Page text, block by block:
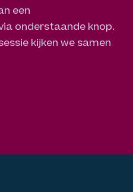
een
onderstaande knop.
kijken we samen